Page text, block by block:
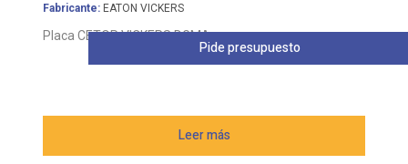
Fabricante: EATON VICKERS
Placa CETOP VICKERS DGMA
Leer más
Pide presupuesto